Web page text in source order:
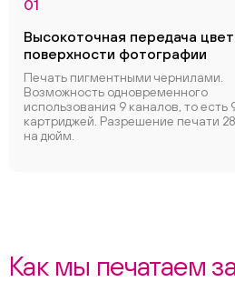
01
Высокоточная передача
поверхности фотографии
Печать пигментными чернилами.
Возможность одновременного
использования 9 каналов, то есть
картриджей. Разрешение печати
на дюйм.
Как мы печатаем